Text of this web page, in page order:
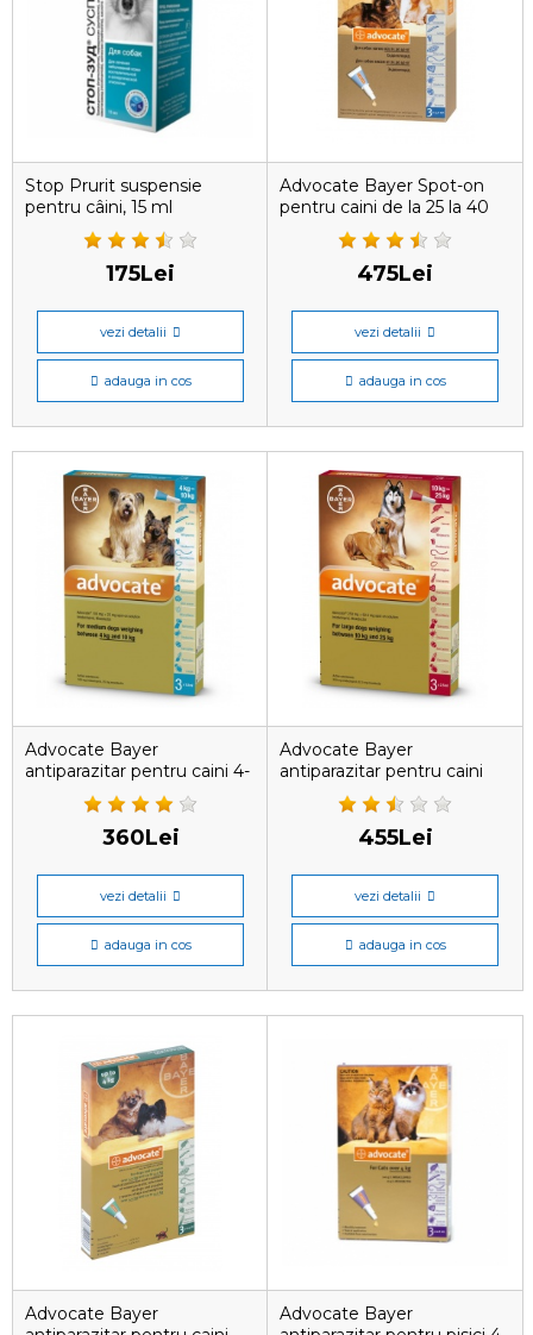
Stop Prurit suspensie
pentru câini, 15 ml
175Lei
vezi detalii
adauga in cos
Advocate Bayer Spot-on
pentru caini de la 25 la 40
kg, 1 pipetă
475Lei
vezi detalii
adauga in cos
Advocate Bayer
antiparazitar pentru caini 4-
10 kg, 1 pipetă
360Lei
vezi detalii
adauga in cos
Advocate Bayer
antiparazitar pentru caini
10-25 kg, 1 pipetă
455Lei
vezi detalii
adauga in cos
Advocate Bayer
Advocate Bayer